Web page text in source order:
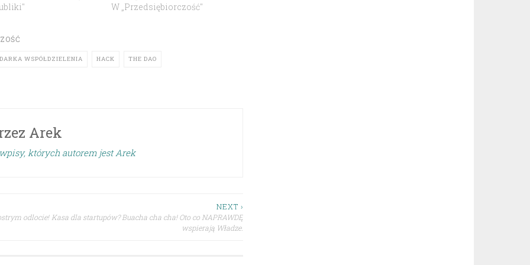
W „Przedsiębiorczość"
WSPÓŁDZIELENIA HACK THE DAO
Arek
których autorem jest Arek
odlocie!
NEXT ›
Kasa dla startupów? Buacha cha cha! Oto co NAPRAWDĘ
wspierają Władze.